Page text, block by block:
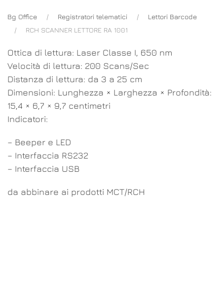
Bg Office Registratori telematici
Lettori Barcode
RCH SCANNER LETTORE RA 1001
Ottica di lettura: Laser Classe I, 650 nm
Velocità di lettura: 200 Scans/Sec
Distanza di lettura: da 3 a 25 cm
Dimensioni: Lunghezza × Larghezza × Profondità:
15,4 × 6,7 × 9,7 centimetri
Indicatori:
– Beeper e LED
– Interfaccia RS232
– Interfaccia USB
da abbinare ai prodotti MCT/RCH